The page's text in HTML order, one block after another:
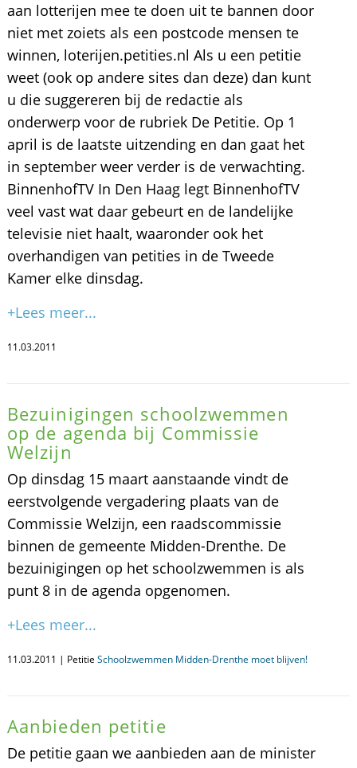
aan lotterijen mee te doen uit te bannen door
niet met zoiets als een postcode mensen te
winnen, loterijen.petities.nl Als u een petitie
weet (ook op andere sites dan deze) dan kunt
u die suggereren bij de redactie als
onderwerp voor de rubriek De Petitie. Op 1
april is de laatste uitzending en dan gaat het
in september weer verder is de verwachting.
BinnenhofTV In Den Haag legt BinnenhofTV
veel vast wat daar gebeurt en de landelijke
televisie niet haalt, waaronder ook het
overhandigen van petities in de Tweede
Kamer elke dinsdag.
+Lees meer...
11.03.2011
Bezuinigingen schoolzwemmen
op de agenda bij Commissie
Welzijn
Op dinsdag 15 maart aanstaande vindt de
eerstvolgende vergadering plaats van de
Commissie Welzijn, een raadscommissie
binnen de gemeente Midden-Drenthe. De
bezuinigingen op het schoolzwemmen is als
punt 8 in de agenda opgenomen.
+Lees meer...
11.03.2011 | Petitie Schoolzwemmen Midden-Drenthe moet blijven!
Aanbieden petitie
De petitie gaan we aanbieden aan de minister